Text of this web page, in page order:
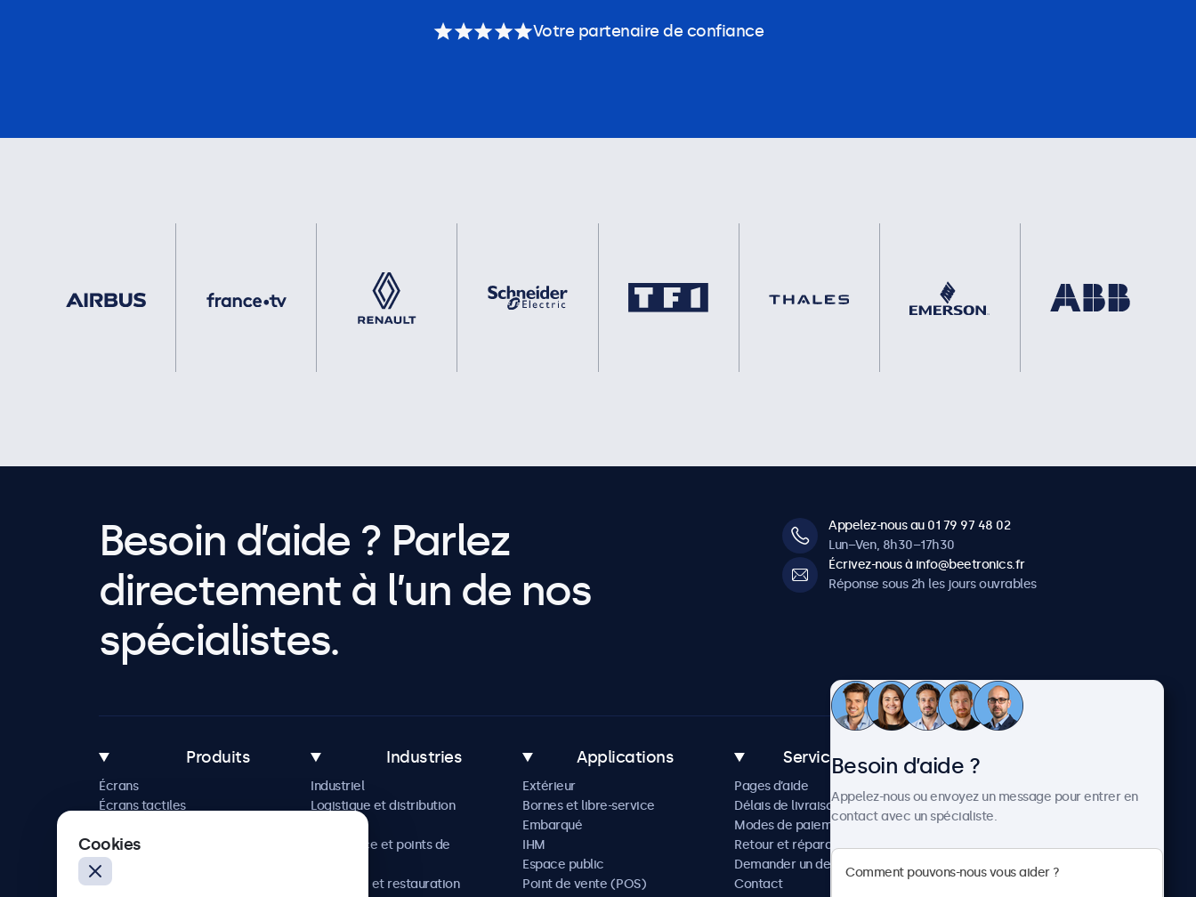
Votre partenaire de confiance
Besoin d’aide ? Parlez
directement à l’un de nos
spécialistes.
Appelez-nous au 01 79 97 48 02
Lun–Ven, 8h30–17h30
Écrivez-nous à info@beetronics.fr
Réponse sous 2h les jours ouvrables
Produits
Écrans
Écrans tactiles
Solutions sur mesure
Industries
Industriel
Logistique et distribution
Commerce et points de
Hôtellerie et restauration
Applications
Extérieur
Bornes et libre-service
Embarqué
IHM
Espace public
Point de vente (POS)
Service client
Pages d’aide
Délais de livraison
Modes de paiement
Retour et réparation
Demander un devis
Contact
Actualités et mises à jour
À propos de Beetronics
Carrière
Conditions de vente
Besoin d’aide ?
Appelez-nous ou envoyez un message pour entrer en
contact avec un spécialiste.
Cookies